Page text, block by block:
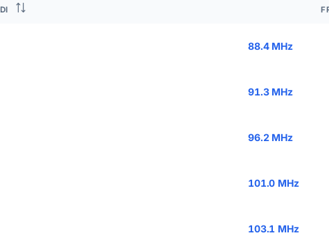
88.4 MHz
91.3 MHz
96.2 MHz
101.0 MHz
103.1 MHz